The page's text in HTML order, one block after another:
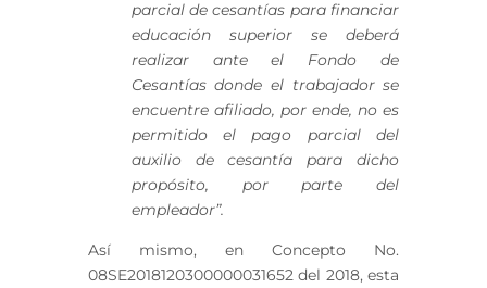
parcial de cesantías para financiar
educación superior se deberá
realizar ante el Fondo de
Cesantías donde el trabajador se
encuentre afiliado, por ende, no es
permitido el pago parcial del
auxilio de cesantía para dicho
propósito, por parte del
empleador”.
Así mismo, en Concepto No.
08SE2018120300000031652 del 2018, esta